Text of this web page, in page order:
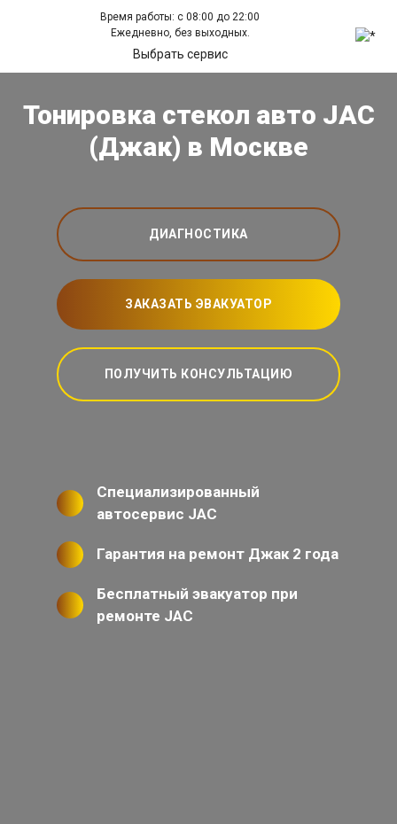
Время работы: с 08:00 до 22:00
Ежедневно, без выходных.
Выбрать сервис
Тонировка стекол авто JAC
(Джак) в Москве
ДИАГНОСТИКА
ЗАКАЗАТЬ ЭВАКУАТОР
ПОЛУЧИТЬ КОНСУЛЬТАЦИЮ
Специализированный
автосервис JAC
Гарантия на ремонт Джак 2 года
Бесплатный эвакуатор при
ремонте JAC